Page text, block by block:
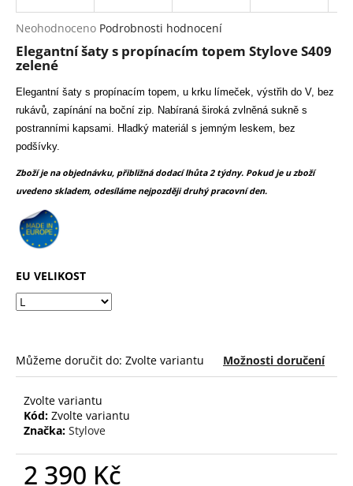
Průměrné
hodnocení
produktu
je
0,0
5
hvězdiček.
Neohodnoceno Podrobnosti hodnocení
Elegantní šaty s propínacím topem Stylove S409
zelené
Elegantní šaty s propínacím topem, u krku límeček, výstřih do V, bez
rukávů, zapínání na boční zip. Nabíraná široká zvlněná sukně s
postranními kapsami. Hladký materiál s jemným leskem, bez
podšívky.
Zboží je na objednávku, přibližná dodací lhůta 2 týdny. Pokud je u zboží
uvedeno skladem, odesíláme nejpozději druhý pracovní den.
EU VELIKOST
Můžeme doručit do: Zvolte variantu Možnosti doručení
Zvolte variantu
Kód: Zvolte variantu
Značka: Stylove
2 390 Kč
o
p
o
r
č
u
j
e
m
e